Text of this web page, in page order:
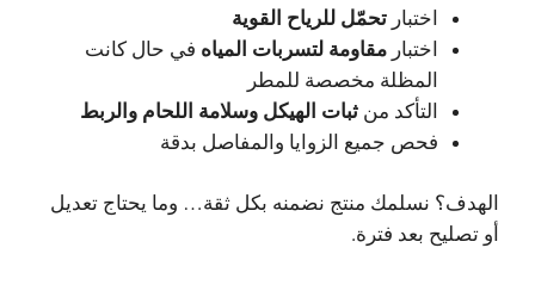
اختبار تحمّل للرياح القوية
اختبار مقاومة لتسربات المياه في حال كانت
المظلة مخصصة للمطر
التأكد من ثبات الهيكل وسلامة اللحام والربط
فحص جميع الزوايا والمفاصل بدقة
الهدف؟ نسلمك منتج نضمنه بكل ثقة… وما يحتاج تعديل
أو تصليح بعد فترة.